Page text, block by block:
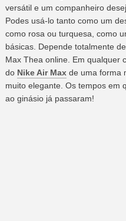
versátil e um companheiro
Podes usá-lo tanto como um
como rosa ou turquesa, como
básicas. Depende totalmente
Max Thea online. Em qualquer
do Nike Air Maxde uma forma
muito elegante. Os tempos em
ao ginásio já passaram!